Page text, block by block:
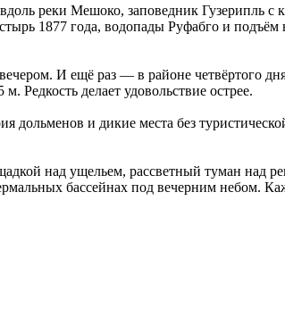
реки Мешоко, заповедник
1877 года, водопады Руфабго и
И ещё раз — в районе четвёртого
Редкость делает удовольствие острее.
и дикие места без
над ущельем, рассветный туман над
бассейнах под вечерним небом.